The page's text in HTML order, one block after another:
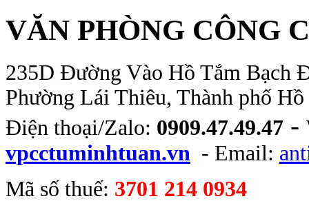
VĂN PHÒNG CÔNG
235D Đường Vào Hồ Tắm Bạch
Phường Lái Thiêu, Thành phố
Điện thoại/Zalo: 0909.47.49.47 -
vpcctuminhtuan.vn - Email:
Mã số thuế: 3701 214 0934